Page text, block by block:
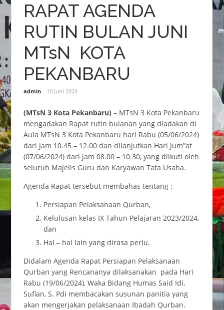
RAPAT AGENDA
RUTIN BULAN JUNI
MTsN KOTA
PEKANBARU
admin 10 Juni 2024
(MTsN 3 Kota Pekanbaru)– MTsN 3 Kota Pekanbaru
mengadakan Rapat rutin bulanan yang diadakan di
Aula MTsN 3 Kota Pekanbaru hari Rabu (05/06/2024)
dari Jam 10.45 – 12.00 dan dilanjutkan Hari Jum”at
(07/06/2024) dari jam 08.00 – 10.30, yang diikuti oleh
seluruh Majelis Guru dan Karyawan Tata Usaha.
Agenda Rapat tersebut membahas tentang :
Persiapan Pelaksanaan Qurban,
Kelulusan kelas IX Tahun Pelajaran 2023/2024,
dan
Hal – hal lain yang dirasa perlu.
Didalam Agenda Rapat Persiapan Pelaksanaan
Qurban yang Rencananya dilaksanakan pada Hari
Rabu (19/06/2024), Waka Bidang Humas Said Idi,
Sufian, S. Pdi membacakan susunan panitia yang
akan mengerjakan pelaksanaan Ibadah Qurban.